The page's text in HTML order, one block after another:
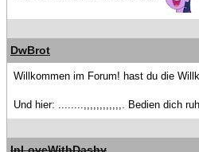
DwBrot
Willkommen im Forum! hast du die
Und hier: ........,,,,,,,,,,,,. Bedien dich